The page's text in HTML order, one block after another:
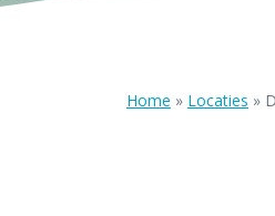
Home » Locaties »